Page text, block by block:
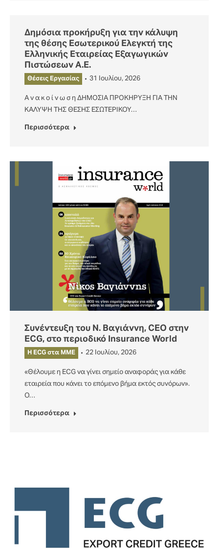
Δημόσια προκήρυξη για την κάλυψη
της θέσης Εσωτερικού Ελεγκτή της
Ελληνικής Εταιρείας Εξαγωγικών
Πιστώσεων Α.Ε.
Θέσεις Εργασίας 31 Ιουλίου, 2026
Α ν α κ ο ί ν ω σ η ΔΗΜΟΣΙΑ ΠΡΟΚΗΡΥΞΗ ΓΙΑ ΤΗΝ
ΚΑΛΥΨΗ ΤΗΣ ΘΕΣΗΣ ΕΣΩΤΕΡΙΚΟΥ…
Περισσότερα
Συνέντευξη του Ν. Βαγιάννη, CEO στην
ΕCG, στο περιοδικό Insurance World
Η ECG στα MME 22 Ιουλίου, 2026
«Θέλουμε η ECG να γίνει σημείο αναφοράς για κάθε
εταιρεία που κάνει το επόμενο βήμα εκτός συνόρων».
O…
Περισσότερα